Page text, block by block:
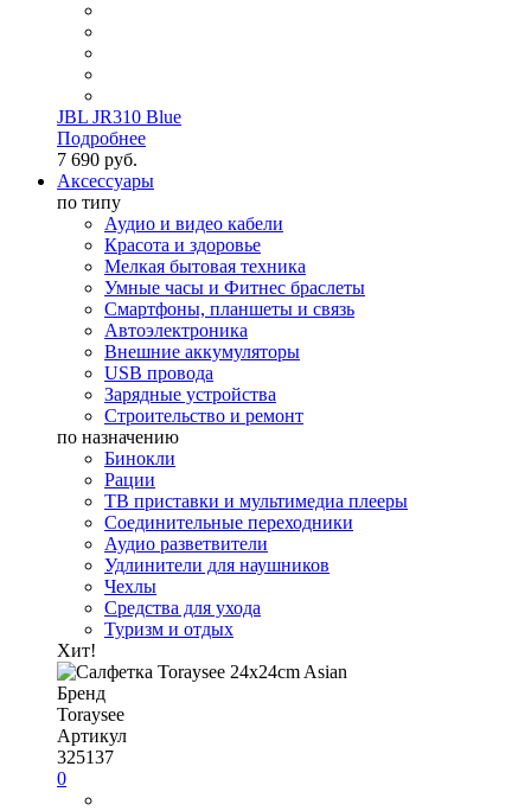
JBL JR310 Blue
Подробнее
7 690 руб.
Аксессуары
по типу
Аудио и видео кабели
Красота и здоровье
Мелкая бытовая техника
Умные часы и Фитнес браслеты
Смартфоны, планшеты и связь
Автоэлектроника
Внешние аккумуляторы
USB провода
Зарядные устройства
Строительство и ремонт
по назначению
Бинокли
Рации
ТВ приставки и мультимедиа плееры
Соединительные переходники
Аудио разветвители
Удлинители для наушников
Чехлы
Средства для ухода
Туризм и отдых
Хит!
Бренд
Toraysee
Артикул
325137
0